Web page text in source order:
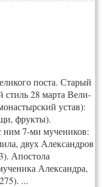
пос­та. Старый
стиль 28 марта Ве­ли­
ус­тав):
фрук­ты).
7-ми мучеников:
двух Александров
Апостола
Александра,
...